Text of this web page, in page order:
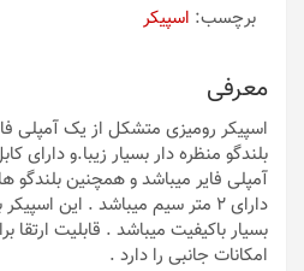
برچسب: اسپیکر
معرفی
اسپیکر رومیزی متشکل از یک آمپلی
بلندگو منظره دار بسیار زیبا.و دارای
آمپلی فایر میباشد و همچنین بلندگو
دارای 2 متر سیم میباشد . این
بسیار باکیفیت میباشد . قابلیت
امکانات جانبی را دارد .